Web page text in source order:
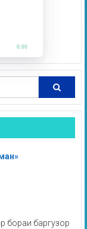
0:00
бораи баргузор